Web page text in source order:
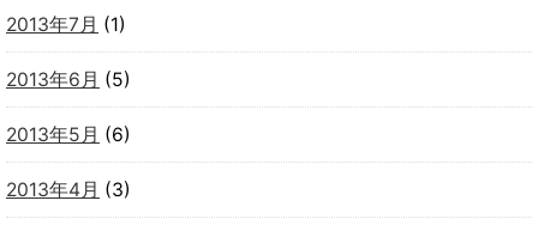
2013年7月 (1)
2013年6月 (5)
2013年5月 (6)
2013年4月 (3)